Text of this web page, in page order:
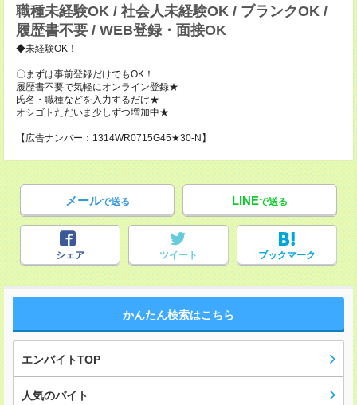
職種未経験OK / 社会人未経験OK / ブランクOK /
履歴書不要 / WEB登録・面接OK
◆未経験OK！
〇まずは事前登録だけでもOK！
履歴書不要で気軽にオンライン登録★
氏名・職種などを入力するだけ★
オシゴトただいま少しずつ増加中★
【広告ナンバー：1314WR0715G45★30-N】
メールで送る LINEで送る
シェア ツイート ブックマーク
かんたん検索はこちら
エンバイトTOP
人気のバイト